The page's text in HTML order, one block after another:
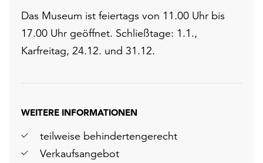
Das Museum ist feiertags von 11.00 Uhr bis
17.00 Uhr geöffnet. Schließtage: 1.1.,
Karfreitag, 24.12. und 31.12.
WEITERE INFORMATIONEN
teilweise behindertengerecht
Verkaufsangebot